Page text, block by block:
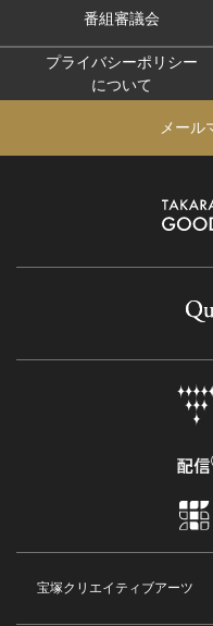
番組審議会
プライバシーポリシー
について
メール
宝塚クリエイティブアーツ